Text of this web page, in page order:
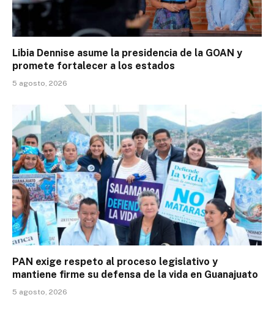
Libia Dennise asume la presidencia de la GOAN y
promete fortalecer a los estados
5 agosto, 2026
PAN exige respeto al proceso legislativo y
mantiene firme su defensa de la vida en Guanajuato
5 agosto, 2026